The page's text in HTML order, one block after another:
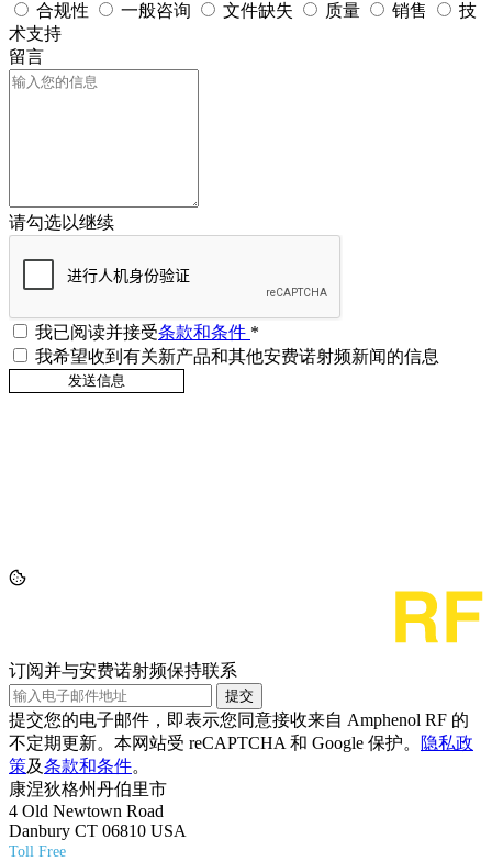
合规性
一般咨询 文件缺失 质量 销售
技
术支持
留言
请勾选以继续
我已阅读并接受条款和条件 *
我希望收到有关新产品和其他安费诺射频新闻的信息
订阅并与安费诺射频保持联系
提交
提交您的电子邮件，即表示您同意接收来自 Amphenol RF 的
不定期更新。本网站受 reCAPTCHA 和 Google 保护。
隐私政
策及条款和条件。
康涅狄格州丹伯里市
4 Old Newtown Road
Danbury CT 06810 USA
Toll Free